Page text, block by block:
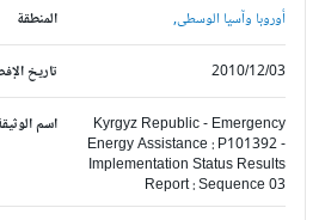
المنطقة أوروبا وآسيا الوسطى,
تاريخ الإفصاح 2010/12/03
اسم الوثيقة
Kyrgyz Republic - Emergency
Energy Assistance : P101392 -
Implementation Status Results
Report : Sequence 03